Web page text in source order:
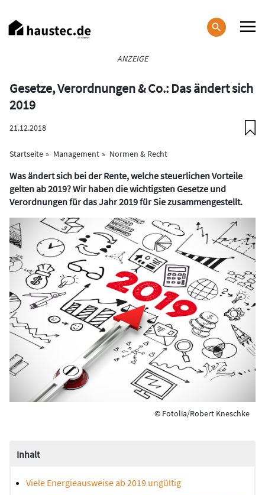
zum
Inhalt
ANZEIGE
Gesetze, Verordnungen & Co.: Das ändert sich
2019
21.12.2018
Startseite Management Normen & Recht
Was ändert sich bei der Rente, welche steuerlichen Vorteile
gelten ab 2019? Wir haben die wichtigsten Gesetze und
Verordnungen für das Jahr 2019 für Sie zusammengestellt.
© Fotolia/Robert Kneschke
Inhalt
Viele Energieausweise ab 2019 ungültig